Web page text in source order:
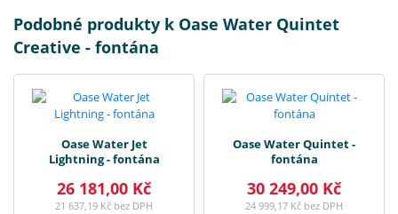
Podobné produkty k Oase Water Quintet
Creative - fontána
Oase Water Jet
Lightning - fontána
26 181,00 Kč
21 637,19 Kč bez DPH
Oase Water Quintet -
fontána
30 249,00 Kč
24 999,17 Kč bez DPH